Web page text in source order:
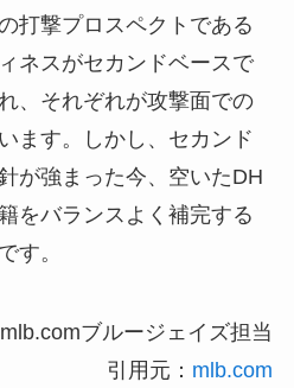
打撃プロスペクトである
ネスがセカンドベースで
、それぞれが攻撃面での
ます。しかし、セカンド
が強まった今、空いたDH
をバランスよく補完する
す。
ブルージェイズ担当
引用元： mlb.com